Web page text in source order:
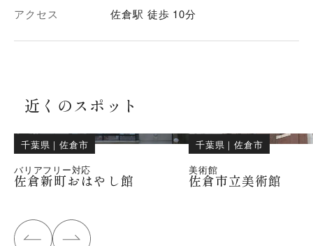
アクセス 佐倉駅 徒歩 10分
近くのスポット
千葉県 ｜佐倉市
バリアフリー対応
佐倉新町おはやし館
千葉県 ｜佐倉市
美術館
佐倉市立美術館